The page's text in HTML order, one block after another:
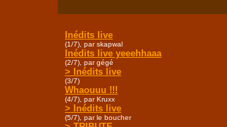
Inédits live
(1/7), par skapwal
Inédits live yeeehhaaa
(2/7), par gégé
> Inédits live
(3/7)
Whaouuu !!!
(4/7), par Kruxx
> Inédits live
(5/7), par le boucher